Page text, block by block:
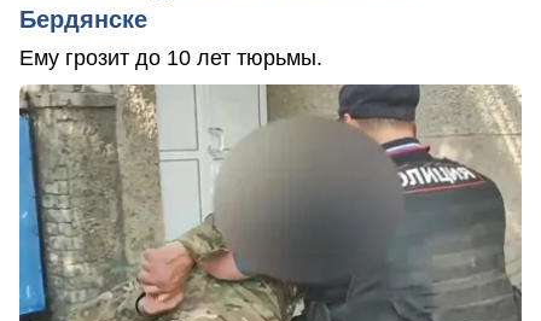
Бердянске
Ему грозит до 10 лет тюрьмы.